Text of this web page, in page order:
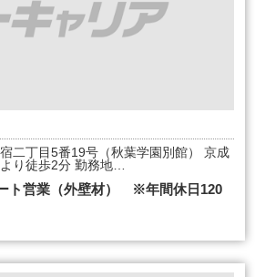
二丁目5番19号（秋葉学園別館） 京成
り徒歩2分 勤務地…
ート営業（外壁材） ※年間休日120